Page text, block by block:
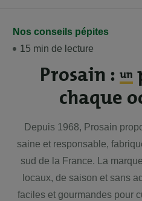
Nos conseils pépites
15 min de lecture
Prosain : un
chaque
Depuis 1968, Prosain
saine et responsable,
sud de la France. La
locaux, de saison et sans
faciles et gourmandes pour